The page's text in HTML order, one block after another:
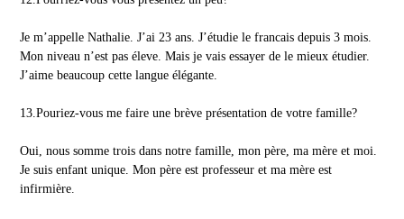
Je m’appelle Nathalie. J’ai 23 ans. J’étudie le francais depuis 3 mois.
Mon niveau n’est pas éleve. Mais je vais essayer de le mieux étudier.
J’aime beaucoup cette langue élégante.
13.Pouriez-vous me faire une brève présentation de votre famille?
Oui, nous somme trois dans notre famille, mon père, ma mère et moi.
Je suis enfant unique. Mon père est professeur et ma mère est
infirmière.